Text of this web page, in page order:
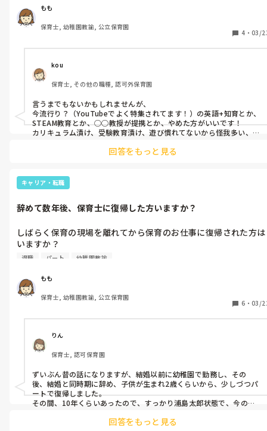
の離職が多く、心配です。
優しさだけじゃなく、時にはビシッと指導してくださる先生方が
いるのが魅力だったんです。
が、理事長のパワハラ等の噂が回っていたり、離職が多いので、
運営大丈夫？と不安です。
経験談などありましたらお聞かせください🥹
もも
保育士, 幼稚園教諭, 公立保育園
4 ・ 03/
kou
保育士, その他の職種, 認可外保育園
言うまでもないかもしれませんが、
今流行り？（YouTubeでよく特集されてます！）の英語+知育とか、
STEAM教育とか、◯◯教授が提携とか、やめた方がいいです！
カリキュラム漬け、受験教育漬け、遊び慣れてないから怪我多い、外
HPの雰囲気、園内雰囲気、壁面やイベントのこだわり数、保育士が
感じが良いか、など見てます！
回答をもっと見る
キャリア・転職
辞めて数年後、保育士に復帰した方いますか？
しばらく保育の現場を離れてから保育のお仕事に復帰された方は
いますか？
保育園を退職して５年を迎えました。現場での経験も５年だった
我が子との今を大切にしたくて選んだ選択でした。
同じような経験をされた方、現場に復帰してどうだったか、お話
聞けると嬉しいです🥹
退職 パート 幼稚園教諭
もも
保育士, 幼稚園教諭, 公立保育園
6 ・ 03/
りん
保育士, 認可保育園
ずいぶん昔の話になりますが、結婚以前に幼稚園で勤務し、その
後、結婚と同時期に辞め、子供が生まれ2歳くらいから、少しづつパ
ートで復帰しました。
その間、10年くらいあったので、すっかり浦島太郎状態で、今のよ
年で1人。2クラス（各20人超）あったのですが、障害があるクラス
回答をもっと見る